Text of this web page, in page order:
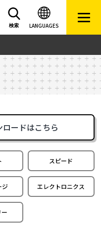
LANGUAGES
検索
ードはこちら
スピード
ジ エレクトロニクス